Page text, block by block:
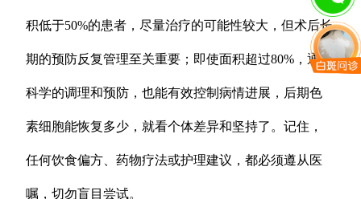
积低于50%的患者，尽量治疗的可能性较大，但术后长
期的预防反复管理至关重要；即使面积超过80%，通过
科学的调理和预防，也能有效控制病情进展，后期色
素细胞能恢复多少，就看个体差异和坚持了。记住，
任何饮食偏方、药物疗法或护理建议，都必须遵从医
嘱，切勿盲目尝试。